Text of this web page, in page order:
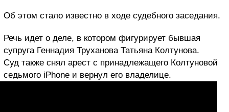
Об этом стало известно в ходе судебного заседания.
Речь идет о деле, в котором фигурирует бывшая
супруга Геннадия Труханова Татьяна Колтунова.
Суд также снял арест с принадлежащего Колтуновой
седьмого iPhone и вернул его владелице.